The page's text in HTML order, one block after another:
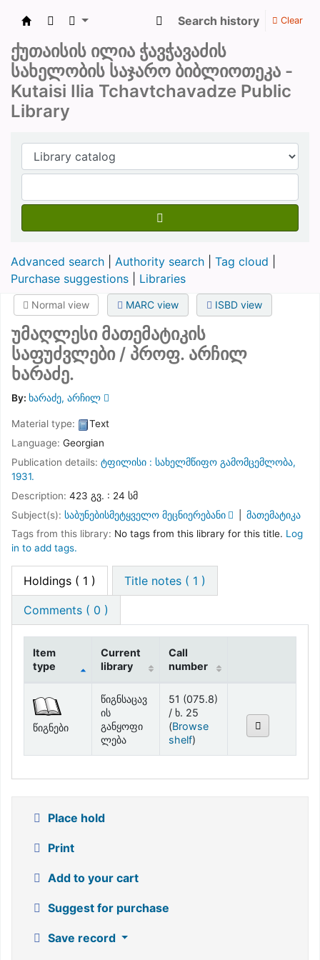
Search history Clear
ქუთაისის ილია ჭავჭავაძის
სახელობის საჯარო ბიბლიოთეკა -
Kutaisi Ilia Tchavtchavadze Public
Library
Advanced search Authority search
Tag cloud
Purchase suggestions
Libraries
Normal view MARC view ISBD view
უმაღლესი მათემატიკის
საფუძვლები / პროფ. არჩილ
ხარაძე.
By: ხარაძე, არჩილ
Material type:
Text
Language: Georgian
Publication details: ტფილისი : სახელმწიფო გამომცემლობა,
1931.
Description: 423 გვ. : 24 სმ
Subject(s): საბუნებისმეტყველო მეცნიერებანი
მათემატიკა
Tags from this library: No tags from this library for this title. Log
in to add tags.
Holdings ( 1 ) Title notes ( 1 )
Comments ( 0 )
Item
type
Current
library
Call
number
წიგნები
წიგნსაცავ
ის
განყოფი
ლება
51 (075.8)
/ ხ. 25
(Browse
shelf(Opens below)
)
Place hold
Print
Add to your cart
Suggest for purchase
Save record